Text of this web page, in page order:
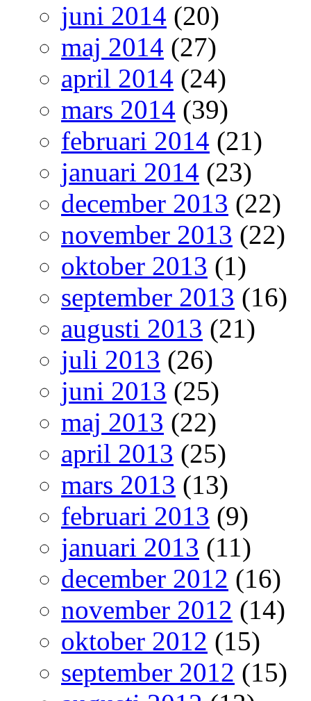
juni 2014 (20)
maj 2014 (27)
april 2014 (24)
mars 2014 (39)
februari 2014 (21)
januari 2014 (23)
december 2013 (22)
november 2013 (22)
oktober 2013 (1)
september 2013 (16)
augusti 2013 (21)
juli 2013 (26)
juni 2013 (25)
maj 2013 (22)
april 2013 (25)
mars 2013 (13)
februari 2013 (9)
januari 2013 (11)
december 2012 (16)
november 2012 (14)
oktober 2012 (15)
september 2012 (15)